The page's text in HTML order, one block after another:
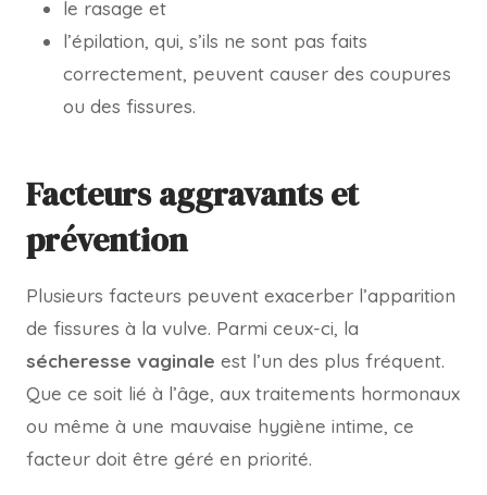
le rasage et
l’épilation, qui, s’ils ne sont pas faits
correctement, peuvent causer des coupures
ou des fissures.
Facteurs aggravants et
prévention
Plusieurs facteurs peuvent exacerber l’apparition
de fissures à la vulve. Parmi ceux-ci, la
sécheresse vaginale est l’un des plus fréquent.
Que ce soit lié à l’âge, aux traitements hormonaux
ou même à une mauvaise hygiène intime, ce
facteur doit être géré en priorité.